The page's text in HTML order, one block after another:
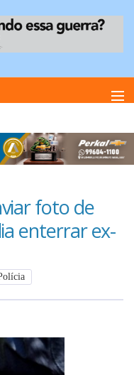
foto de
enterrar ex-